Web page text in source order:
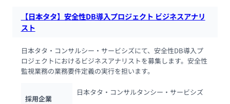
【日本タタ】安全性DB導入プロジェクト ビジネスアナリ
スト
日本タタ・コンサルシー・サービシズにて、安全性DB導入プ
ロジェクトにおけるビジネスアナリストを募集します。安全性
監視業務の業務要件定義の実行を担います。
採用企業
日本タタ・コンサルタンシー・サービシズ